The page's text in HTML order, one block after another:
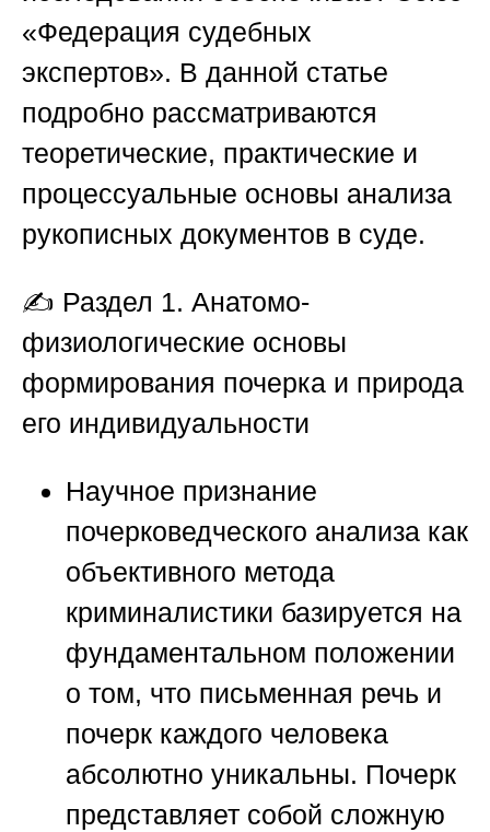
«Федерация судебных
экспертов». В данной статье
подробно рассматриваются
теоретические, практические и
процессуальные основы анализа
рукописных документов в суде.
✍️ Раздел 1. Анатомо-
физиологические основы
формирования почерка и природа
его индивидуальности
Научное признание
почерковедческого анализа как
объективного метода
криминалистики базируется на
фундаментальном положении
о том, что письменная речь и
почерк каждого человека
абсолютно уникальны. Почерк
представляет собой сложную